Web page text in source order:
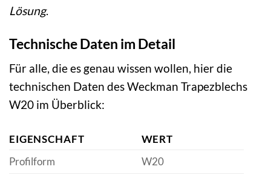
Lösung.
Technische Daten im Detail
Für alle, die es genau wissen wollen, hier die
technischen Daten des Weckman Trapezblechs
W20 im Überblick:
EIGENSCHAFT
WERT
Profilform
W20